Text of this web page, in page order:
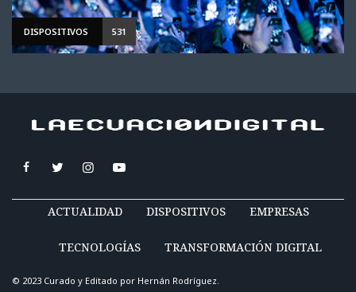
DISPOSITIVOS 531
ACTUALIDAD DISPOSITIVOS EMPRESAS
TECNOLOGÍAS TRANSFORMACIÓN DIGITAL
© 2023 Curado y Editado por Hernán Rodríguez.